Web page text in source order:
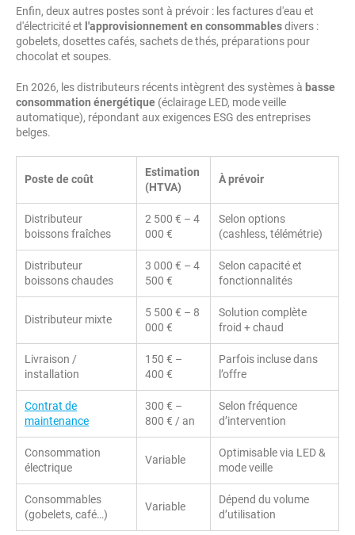
Enfin, deux autres postes sont à prévoir : les factures d'eau et
d'électricité et l'approvisionnement en consommablesdivers :
gobelets, dosettes cafés, sachets de thés, préparations pour
chocolat et soupes.
En 2026, les distributeurs récents intègrent des systèmes à basse
consommation énergétique (éclairage LED, mode veille
automatique), répondant aux exigences ESG des entreprises
belges.
Poste de coût
Estimation
(HTVA)
À prévoir
Distributeur
boissons fraîches
2 500 € – 4
000 €
Selon options
(cashless, télémétrie)
Distributeur
boissons chaudes
3 000 € – 4
500 €
Selon capacité et
fonctionnalités
Distributeur mixte
5 500 € – 8
000 €
Solution complète
froid + chaud
Livraison /
installation
150 € –
400 €
Parfois incluse dans
l’offre
Contrat de
maintenance
300 € –
800 € / an
Selon fréquence
d’intervention
Consommation
électrique
Variable
Optimisable via LED &
mode veille
Consommables
(gobelets, café…)
Variable
Dépend du volume
d’utilisation